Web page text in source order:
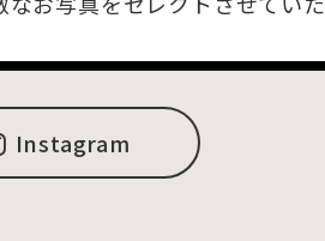
Instagram